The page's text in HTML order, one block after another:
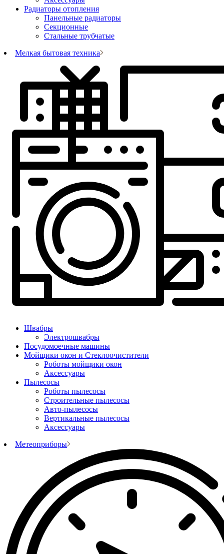
Радиаторы отопления
Панельные радиаторы
Секционные
Стальные трубчатые
Мелкая бытовая техника
Швабры
Электрошвабры
Посудомоечные машины
Мойщики окон и Стеклоочистители
Роботы мойщики окон
Аксессуары
Пылесосы
Роботы пылесосы
Строительные пылесосы
Авто-пылесосы
Вертикальные пылесосы
Аксессуары
Метеоприборы